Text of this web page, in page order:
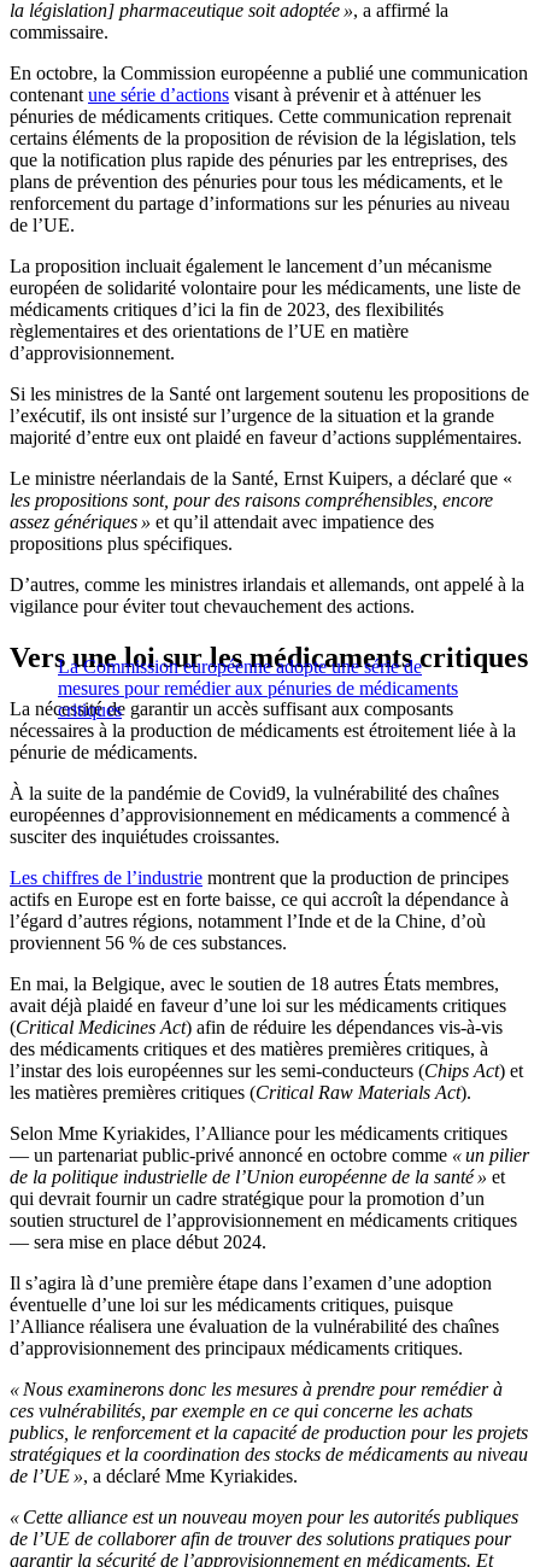
la législation] pharmaceutique soit adoptée », a affirmé la
commissaire.
En octobre, la Commission européenne a publié une communication
contenant une série d’actions visant à prévenir et à atténuer les
pénuries de médicaments critiques. Cette communication reprenait
certains éléments de la proposition de révision de la législation, tels
que la notification plus rapide des pénuries par les entreprises, des
plans de prévention des pénuries pour tous les médicaments, et le
renforcement du partage d’informations sur les pénuries au niveau
de l’UE.
La proposition incluait également le lancement d’un mécanisme
européen de solidarité volontaire pour les médicaments, une liste de
médicaments critiques d’ici la fin de 2023, des flexibilités
règlementaires et des orientations de l’UE en matière
d’approvisionnement.
Si les ministres de la Santé ont largement soutenu les propositions de
l’exécutif, ils ont insisté sur l’urgence de la situation et la grande
majorité d’entre eux ont plaidé en faveur d’actions supplémentaires.
Le ministre néerlandais de la Santé, Ernst Kuipers, a déclaré que «
les propositions sont, pour des raisons compréhensibles, encore
assez génériques » et qu’il attendait avec impatience des
propositions plus spécifiques.
D’autres, comme les ministres irlandais et allemands, ont appelé à la
vigilance pour éviter tout chevauchement des actions.
La Commission européenne adopte une série de
mesures pour remédier aux pénuries de médicaments
critiques
Vers une loi sur les médicaments critiques
La nécessité de garantir un accès suffisant aux composants
nécessaires à la production de médicaments est étroitement liée à la
pénurie de médicaments.
À la suite de la pandémie de Covid9, la vulnérabilité des chaînes
européennes d’approvisionnement en médicaments a commencé à
susciter des inquiétudes croissantes.
Les chiffres de l’industrie montrent que la production de principes
actifs en Europe est en forte baisse, ce qui accroît la dépendance à
l’égard d’autres régions, notamment l’Inde et de la Chine, d’où
proviennent 56 % de ces substances.
En mai, la Belgique, avec le soutien de 18 autres États membres,
avait déjà plaidé en faveur d’une loi sur les médicaments critiques
(Critical Medicines Act) afin de réduire les dépendances vis-à-vis
des médicaments critiques et des matières premières critiques, à
l’instar des lois européennes sur les semi-conducteurs (Chips Act) et
les matières premières critiques (Critical Raw Materials Act).
Selon Mme Kyriakides, l’Alliance pour les médicaments critiques
— un partenariat public-privé annoncé en octobre comme « un pilier
de la politique industrielle de l’Union européenne de la santé » et
qui devrait fournir un cadre stratégique pour la promotion d’un
soutien structurel de l’approvisionnement en médicaments critiques
— sera mise en place début 2024.
Il s’agira là d’une première étape dans l’examen d’une adoption
éventuelle d’une loi sur les médicaments critiques, puisque
l’Alliance réalisera une évaluation de la vulnérabilité des chaînes
d’approvisionnement des principaux médicaments critiques.
« Nous examinerons donc les mesures à prendre pour remédier à
ces vulnérabilités, par exemple en ce qui concerne les achats
publics, le renforcement et la capacité de production pour les projets
stratégiques et la coordination des stocks de médicaments au niveau
de l’UE », a déclaré Mme Kyriakides.
« Cette alliance est un nouveau moyen pour les autorités publiques
de l’UE de collaborer afin de trouver des solutions pratiques pour
garantir la sécurité de l’approvisionnement en médicaments. Et